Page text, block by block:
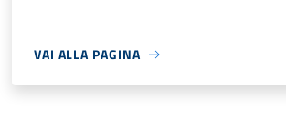
VAI ALLA PAGINA